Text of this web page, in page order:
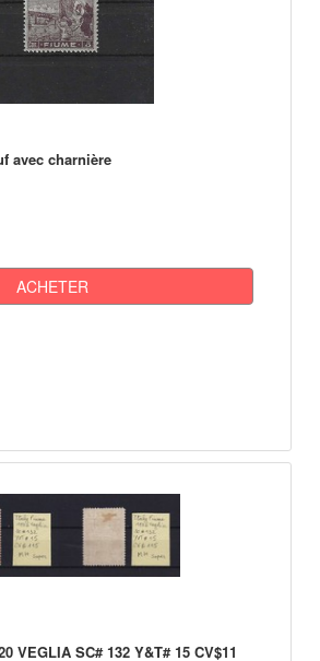
avec charnière
ACHETER
VEGLIA SC# 132 Y&T# 15 CV$11